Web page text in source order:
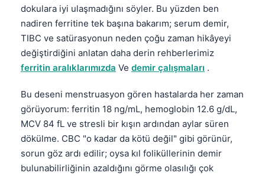
dokulara iyi ulaşmadığını söyler. Bu yüzden ben
nadiren ferritine tek başına bakarım; serum demir,
TIBC ve satürasyonun neden çoğu zaman hikâyeyi
değiştirdiğini anlatan daha derin rehberlerimiz
ferritin aralıklarımızda Ve demir çalışmaları .
Bu deseni menstruasyon gören hastalarda her zaman
görüyorum: ferritin 18 ng/mL, hemoglobin 12.6 g/dL,
MCV 84 fL ve stresli bir kışın ardından aylar süren
dökülme. CBC "o kadar da kötü değil" gibi görünür,
sorun göz ardı edilir; oysa kıl foliküllerinin demir
bulunabilirliğinin azaldığını görme olasılığı çok